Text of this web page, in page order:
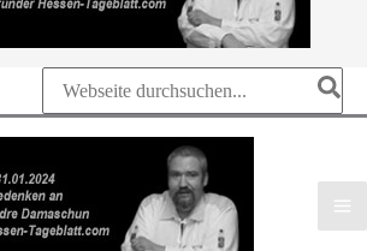
Search
for: